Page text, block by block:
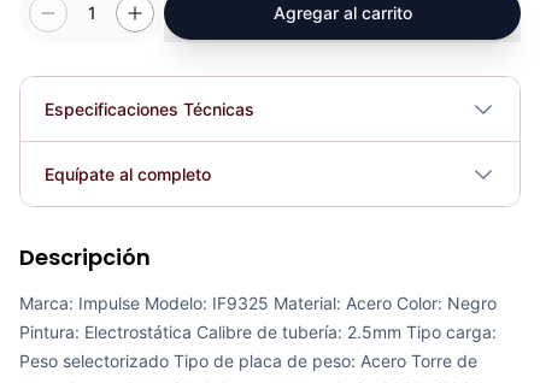
1 Agregar al carrito
Especificaciones Técnicas
Plegable No
Equípate al completo
COP 9,514,957.00
Descripción
Marca: Impulse Modelo: IF9325 Material: Acero Color: Negro
Pintura: Electrostática Calibre de tubería: 2.5mm Tipo carga:
Peso selectorizado Tipo de placa de peso: Acero Torre de